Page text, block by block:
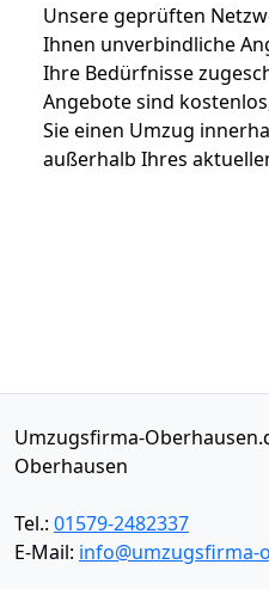
Unsere geprüften
Ihnen unverbindliche
Ihre Bedürfnisse
Angebote sind
Sie einen Umzug
außerhalb Ihres
Umzugsfirma-
Oberhausen
Tel.: 01579-2482337
E-Mail: info@umzugsfirma-